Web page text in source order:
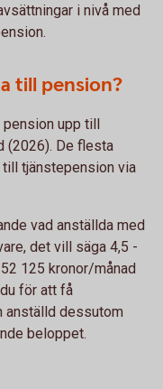
i nivå med
till pension?
pension upp till
(2026). De flesta
tjänstepension via
vad anställda med
det vill säga 4,5 -
125 kronor/månad
för att få
anställd dessutom
beloppet.